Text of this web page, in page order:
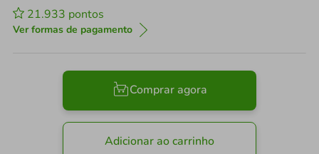
21.933 pontos
Ver formas de pagamento
Comprar agora
Adicionar ao carrinho